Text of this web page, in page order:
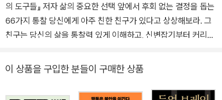
의 도구들』 저자 삶의 중요한 선택 앞에서 후회 없는 결정을 돕는
66가지 통찰 당신에게 아주 친한 친구가 있다고 상상해보라. 그
친구는 당신의 삶을 통찰력 있게 이해하고, 신변잡기부터 커리어,
언을 해준다. 일상에서 깊은 고민을 하지 않았던 부분들을 선명하
마치 영화 《스타워즈》에서 지혜롭고 신비한 제다이, 요다처럼 본
이 상품을 구입한 분들이 구매한 상품